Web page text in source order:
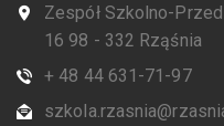
Zespół Szkolno-
16 98 - 332 Rząśnia
+ 48 44 631-71-97